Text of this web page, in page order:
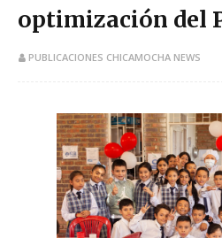
optimización del
PUBLICACIONES CHICAMOCHA NEWS